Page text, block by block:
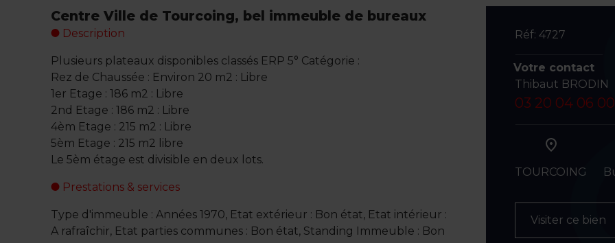
Centre Ville de Tourcoing, bel immeuble de bureaux
Description
Plusieurs plateaux disponibles classés ERP 5° Catégorie :
Rez de Chaussée : Environ 20 m2 : Libre
1er Etage : 186 m2 : Libre
2nd Etage : 186 m2 : Libre
4èm Etage : 215 m2 : Libre
5èm Etage : 215 m2 libre
Le 5èm étage est divisible en deux lots.
Prestations & services
Type d'immeuble : Années 1970, Etat extérieur : Bon état, Etat intérieur :
A rafraîchir, Etat parties communes : Bon état, Standing Immeuble : Bon
Réf: 4727
Votre contact
Thibaut BRODIN
03 20 04 06 00
TOURCOING
Visiter ce bien